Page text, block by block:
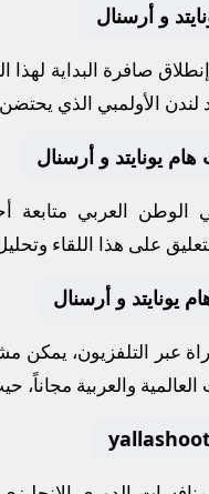
و أرسنال
صافرة البداية
لندن الأولمبي الذي
هام يونايتد و أرسنال
العربي متابعة
على هذا اللقاء
يونايتد و أرسنال
عبر التلفزيون، يمكن
والعربية مجاناً،